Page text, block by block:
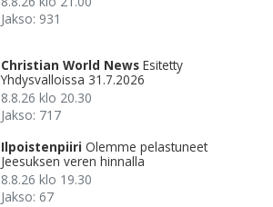
Jakso: 931
Christian World News Esitetty
Yhdysvalloissa 31.7.2026
8.8.26 klo 20.30
Jakso: 717
Ilpoistenpiiri Olemme pelastuneet
Jeesuksen veren hinnalla
8.8.26 klo 19.30
Jakso: 67